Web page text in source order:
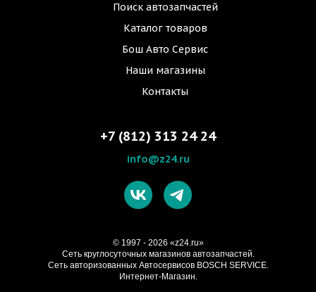
Поиск автозапчастей
Каталог товаров
Бош Авто Сервис
Наши магазины
Контакты
+7 (812) 313 24 24
info@z24.ru
© 1997 - 2026 «z24.ru»
Cеть круглосуточных магазинов автозапчастей.
Сеть авторизованных Автосервисов BOSCH SERVICE.
Интернет-Магазин.